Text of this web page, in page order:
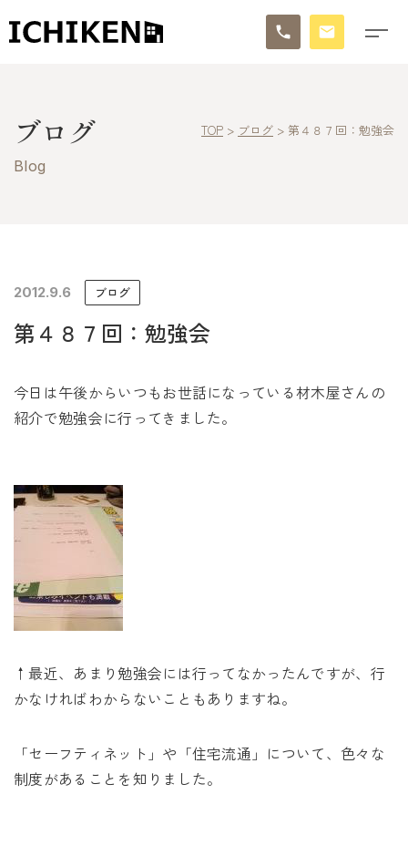
ブログ
イチケンの家づくり
モデルハウス
未来に住み継ぐ平屋
Tel. 0257-27-2157
ブログ
Blog
TOP > ブログ > 第４８７回：勉強会
2012.9.6 ブログ
第４８７回：勉強会
今日は午後からいつもお世話になっている材木屋さんの
紹介で勉強会に行ってきました。
↑最近、あまり勉強会には行ってなかったんですが、行
かなければわからないこともありますね。
「セーフティネット」や「住宅流通」について、色々な
制度があることを知りました。